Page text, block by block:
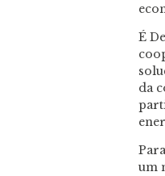
É
da
um